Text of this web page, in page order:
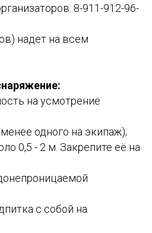
8-911-912-96-
надет на всем
на усмотрение
одного на экипаж);
0,5 - 2 м. Закрепите её на
с собой на